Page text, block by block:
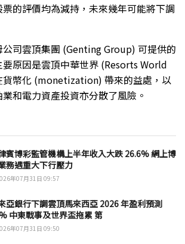
的評價均為減持，未來幾年可能將下調
司雲頂集團 (Genting Group) 可提供的
原因是雲頂中華世界 (Resorts World
貨幣化 (monetization) 帶來的益處，以
和電力資產投資亦分散了風險。
賓博彩監管機構上半年收入大跌 26.6% 網上博
務遇重大下行壓力
年07月31日 09:57
亞銀行下調雲頂馬來西亞 2026 年盈利預測
中東戰事及世界盃拖累 第
年07月31日 09:50